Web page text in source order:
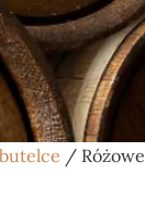
/ Różowe